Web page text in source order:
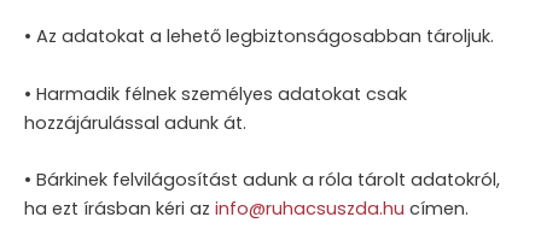
• Az adatokat a lehető legbiztonságosabban tároljuk.
• Harmadik félnek személyes adatokat csak
hozzájárulással adunk át.
• Bárkinek felvilágosítást adunk a róla tárolt adatokról,
ha ezt írásban kéri az info@ruhacsuszda.hu címen.